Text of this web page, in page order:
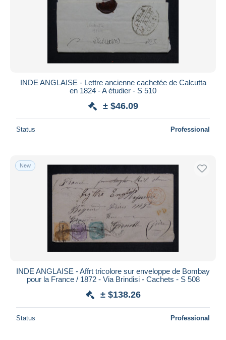
INDE ANGLAISE - Lettre ancienne cachetée de Calcutta
en 1824 - A étudier - S 510
± $46.09
Status Professional
New
INDE ANGLAISE - Affrt tricolore sur enveloppe de Bombay
pour la France / 1872 - Via Brindisi - Cachets - S 508
± $138.26
Status Professional